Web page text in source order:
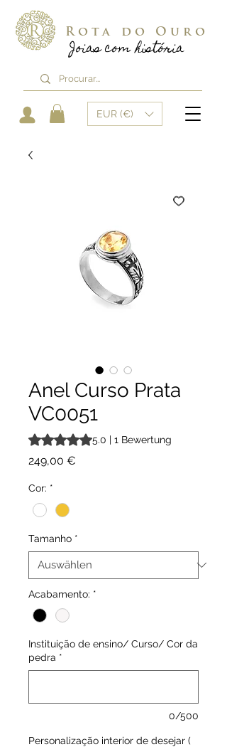
Joias com história
Rota do Ouro
EUR (€)
Anel Curso Prata
VC0051
Das Rating beträgt 5.0 von fünf
5.0 | 1 Bewertung
249,00 €
Cor: *
Tamanho *
Acabamento: *
Instituição de ensino/ Curso/ Cor da
pedra *
0/500
Personalização interior de desejar (